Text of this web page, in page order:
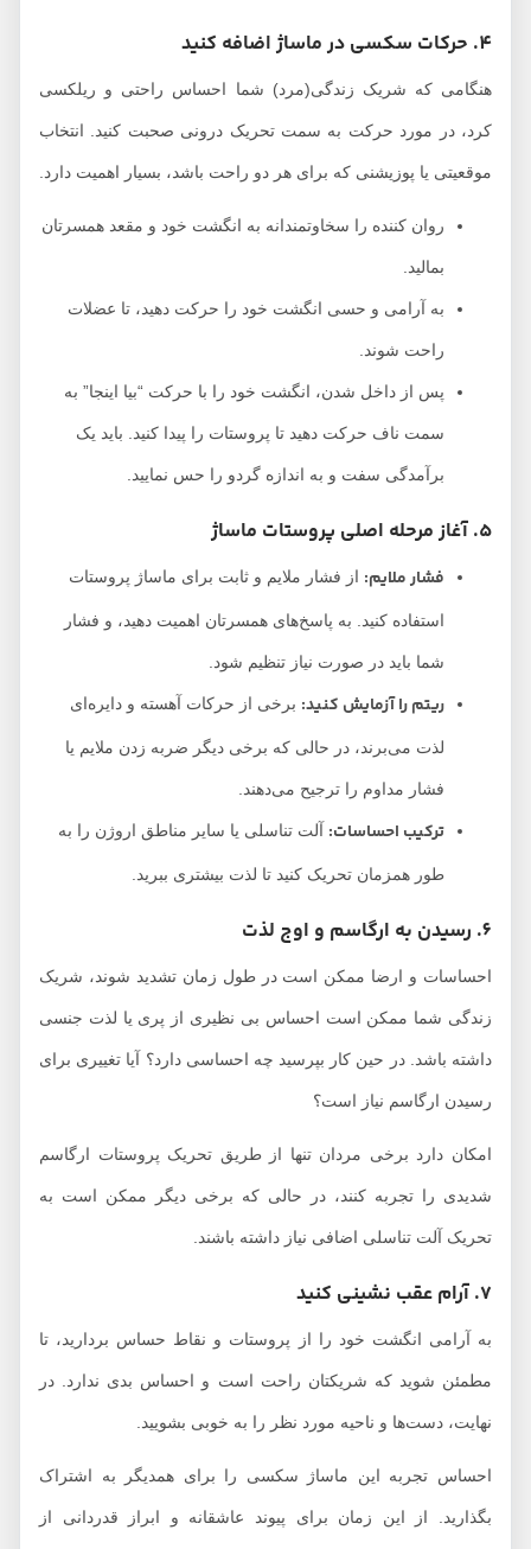
هنگامی که شریک زندگی(مرد) شما احساس راحتی و ریلکسی
کرد، در مورد حرکت به سمت تحریک درونی صحبت کنید. انتخاب
موقعیتی یا پوزیشنی که برای هر دو راحت باشد، بسیار اهمیت دارد.
روان کننده را سخاوتمندانه به انگشت خود و مقعد همسرتان
بمالید.
به آرامی و حسی انگشت خود را حرکت دهید، تا عضلات
راحت شوند.
پس از داخل شدن، انگشت خود را با حرکت “بیا اینجا” به
سمت ناف حرکت دهید تا پروستات را پیدا کنید. باید یک
برآمدگی سفت و به اندازه گردو را حس نمایید.
فشار ملایم:از فشار ملایم و ثابت برای ماساژ پروستات
استفاده کنید. به پاسخ‌های همسرتان اهمیت دهید، و فشار
شما باید در صورت نیاز تنظیم شود.
ریتم را آزمایش کنید:برخی از حرکات آهسته و دایره‌ای
لذت می‌برند، در حالی که برخی دیگر ضربه زدن ملایم یا
فشار مداوم را ترجیح می‌دهند.
ترکیب احساسات:آلت تناسلی یا سایر مناطق اروژن را به
طور همزمان تحریک کنید تا لذت بیشتری ببرید.
احساسات و ارضا ممکن است در طول زمان تشدید شوند، شریک
زندگی شما ممکن است احساس بی نظیری از پری یا لذت جنسی
داشته باشد. در حین کار بپرسید چه احساسی دارد؟ آیا تغییری برای
رسیدن ارگاسم نیاز است؟
امکان دارد برخی مردان تنها از طریق تحریک پروستات ارگاسم
شدیدی را تجربه کنند، در حالی که برخی دیگر ممکن است به
تحریک آلت تناسلی اضافی نیاز داشته باشند.
به آرامی انگشت خود را از پروستات و نقاط حساس بردارید، تا
مطمئن شوید که شریکتان راحت است و احساس بدی ندارد. در
نهایت، دست‌ها و ناحیه مورد نظر را به خوبی بشویید.
احساس تجربه این ماساژ سکسی را برای همدیگر به اشتراک
بگذارید. از این زمان برای پیوند عاشقانه و ابراز قدردانی از